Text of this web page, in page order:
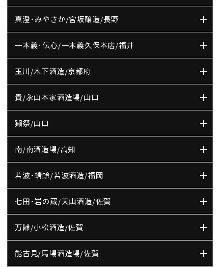
真澄･みやさか/宮坂醸造/長野
一本義･伝心/一本義久保本店/福井
玉川/木下酒造/京都府
貴/永山本家酒造場/山口
獺祭/山口
南/南酒造場/高知
若波･蜻蛉/若波酒造/福岡
七田･岩の蔵/天山酒造/佐賀
万齢/小松酒造/佐賀
能古見/馬場酒造場/佐賀